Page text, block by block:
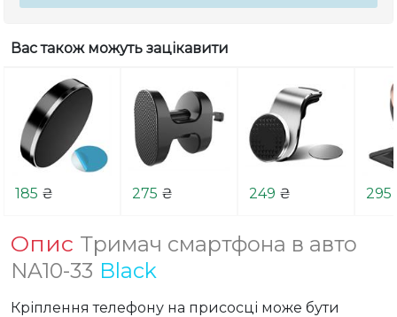
Вас також можуть зацікавити
185 ₴ 275 ₴ 249 ₴ 295
Опис Тримач смартфона в авто
NA10-33 Black
Кріплення телефону на присосці може бути